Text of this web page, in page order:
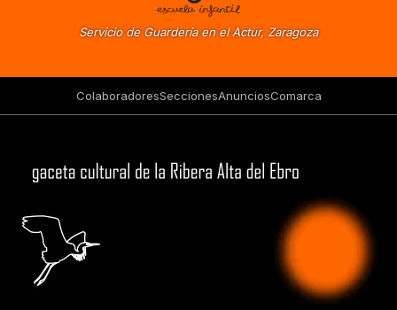
Servicio de Guardería en el Actur, Zaragoza
ColaboradoresSeccionesAnunciosComarca